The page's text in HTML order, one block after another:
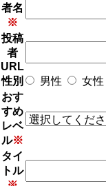
者名
※
投稿
者
URL
性別
男性
女性
おす
すめ
レベ
ル※
タイ
トル